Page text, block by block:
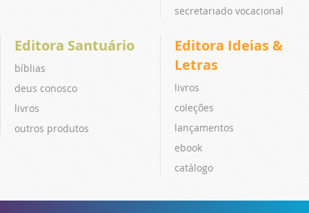
secretariado vocacional
Editora Santuário
bíblias
deus conosco
livros
outros produtos
Editora Ideias &
Letras
livros
coleções
lançamentos
ebook
catálogo